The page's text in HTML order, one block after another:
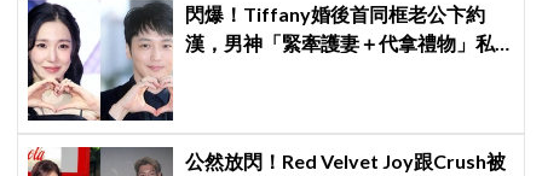
閃爆！Tiffany婚後首同框老公卞約
漢，男神「緊牽護妻＋代拿禮物」私
公然放閃！Red Velvet Joy跟Crush被